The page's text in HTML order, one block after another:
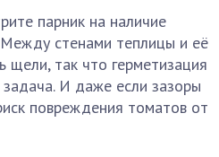
парник на наличие
стенами теплицы и её
так что герметизация
И даже если зазоры
повреждения томатов от